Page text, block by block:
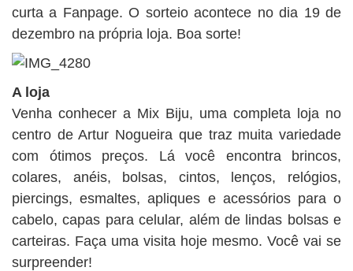
curta a Fanpage. O sorteio acontece no dia 19 de
dezembro na própria loja. Boa sorte!
A loja
Venha conhecer a Mix Biju, uma completa loja no
centro de Artur Nogueira que traz muita variedade
com ótimos preços. Lá você encontra brincos,
colares, anéis, bolsas, cintos, lenços, relógios,
piercings, esmaltes, apliques e acessórios para o
cabelo, capas para celular, além de lindas bolsas e
carteiras. Faça uma visita hoje mesmo. Você vai se
surpreender!